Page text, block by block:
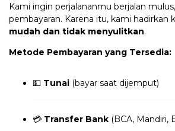
Kami ingin perjalananmu berjalan
pembayaran. Karena itu, kami hadirkan
mudah dan tidak menyulitkan.
Metode Pembayaran yang Tersedia:
💵 Tunai (bayar saat dijemput)
💳 Transfer Bank (BCA, Mandiri,